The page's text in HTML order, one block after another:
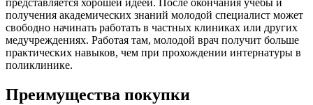
представляется хорошей идеей. После окончания учебы и
получения академических знаний молодой специалист может
свободно начинать работать в частных клиниках или других
медучреждениях. Работая там, молодой врач получит больше
практических навыков, чем при прохождении интернатуры в
поликлинике.
Преимущества покупки